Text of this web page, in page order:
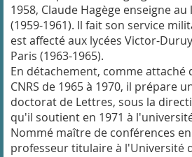
1958, Claude Hagège enseigne
(1959-1961). Il fait son service
est affecté aux lycées Victor-
Paris (1963-1965).
En détachement, comme attaché
CNRS de 1965 à 1970, il prépare
doctorat de Lettres, sous la
qu'il soutient en 1971 à
Nommé maître de conférences
professeur titulaire à l'Université